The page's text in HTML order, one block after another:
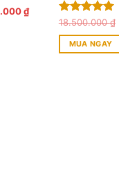
₫Khoảng
giá:
4.950.000 ₫
5.650.000 ₫
Được xếp
hạng5.00
5 sao
18.500.000₫
MUA NGAY